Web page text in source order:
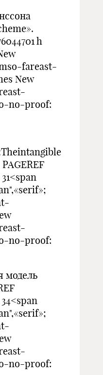
h
fareast-
New
no-proof:
31<span
no-proof:
модель
34<span
no-proof: